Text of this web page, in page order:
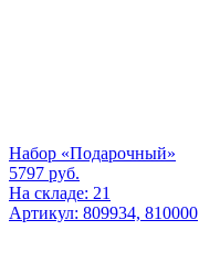
Набор «Подарочный»
5797 руб.
На складе: 21
Артикул: 809934, 810000